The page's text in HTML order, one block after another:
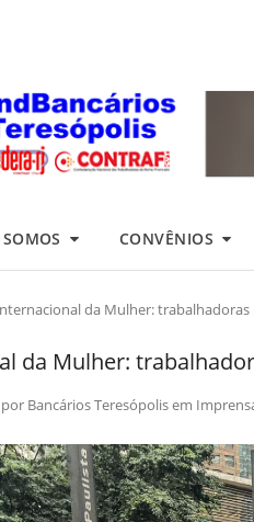
CONVÊNIOS
da Mulher:
da Mulher:
por Bancários Teresópolisem